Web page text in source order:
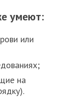
умеют:
или
на